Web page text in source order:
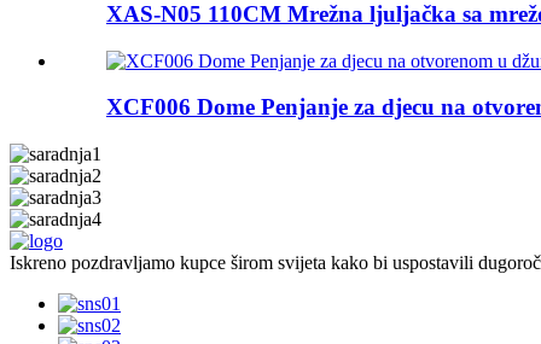
XAS-N05 110CM Mrežna ljuljačka sa
XCF006 Dome Penjanje za djecu na
Iskreno pozdravljamo kupce širom svijeta kako bi uspostavili